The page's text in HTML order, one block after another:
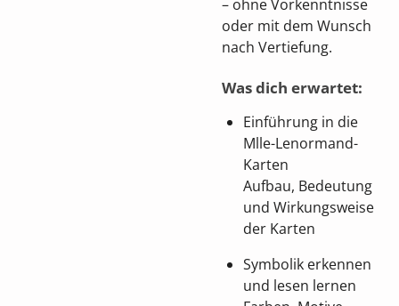
– ohne Vorkenntnisse
oder mit dem Wunsch
nach Vertiefung.
Was dich erwartet:
Einführung in die
Mlle-Lenormand-
Karten
Aufbau, Bedeutung
und Wirkungsweise
der Karten
Symbolik erkennen
und lesen lernen